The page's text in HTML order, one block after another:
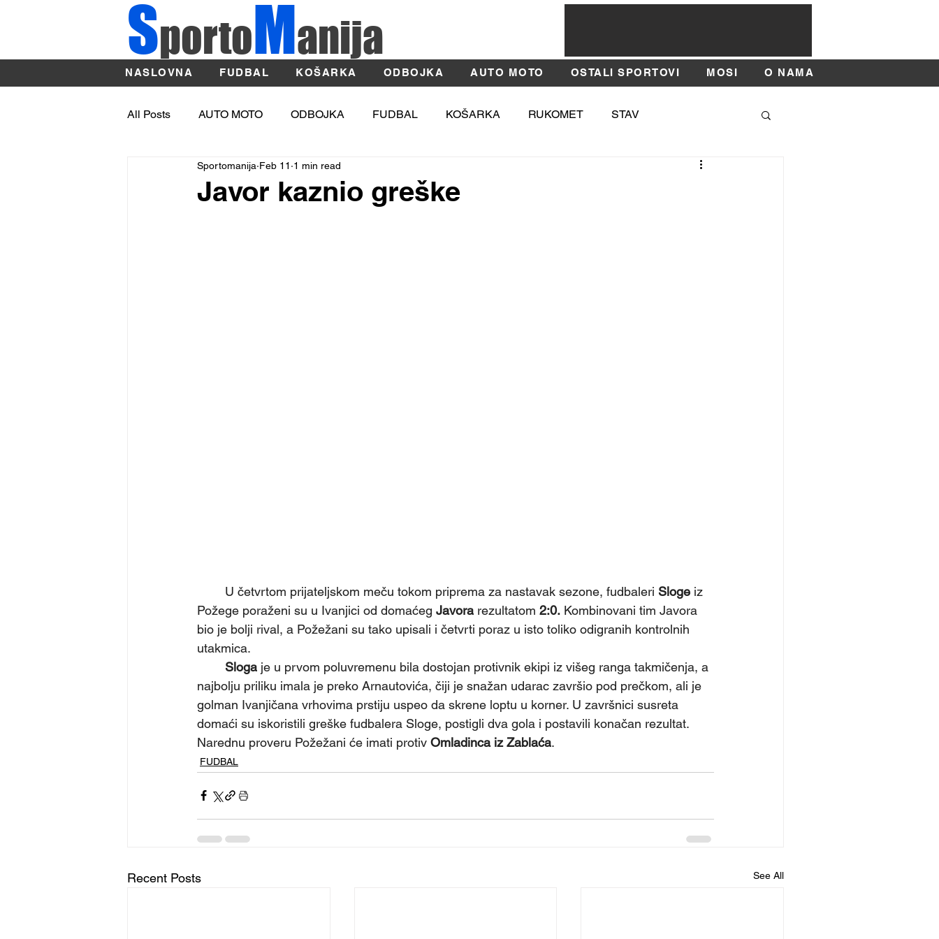
SportoManija
NASLOVNA FUDBAL KOŠARKA ODBOJKA AUTO MOTO OSTALI SPORTOVI MOSI O NAMA
All Posts AUTO MOTO ODBOJKA FUDBAL KOŠARKA RUKOMET STAV
OSTALI SPORTOVI ATLETIKA SAJAM SPORTA
Javor kaznio greške
Sportomanija Feb 11 1 min read
	U četvrtom prijateljskom meču tokom priprema za nastavak sezone, fudbaleri
Sloge iz
Požege poraženi su u Ivanjici od domaćeg Javora rezultatom 2:0. Kombinovani tim Javora
bio je bolji rival, a Požežani su tako upisali i četvrti poraz u isto toliko odigranih kontrolnih
utakmica.
Sloga je u prvom poluvremenu bila dostojan protivnik ekipi iz višeg ranga takmičenja, a
najbolju priliku imala je preko Arnautovića, čiji je snažan udarac završio pod prečkom, ali je
golman Ivanjičana vrhovima prstiju uspeo da skrene loptu u korner. U završnici susreta
domaći su iskoristili greške fudbalera Sloge, postigli dva gola i postavili konačan rezultat.
Narednu proveru Požežani će imati protiv Omladinca iz Zablaća.
FUDBAL
Recent Posts See All